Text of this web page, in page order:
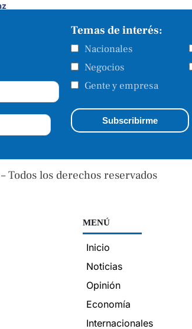
Temas de interés:
Nacionales
Negocios
Gente y empresa
Todos los derechos reservados
MENÚ
Inicio
Noticias
Opinión
Economía
Internacionales